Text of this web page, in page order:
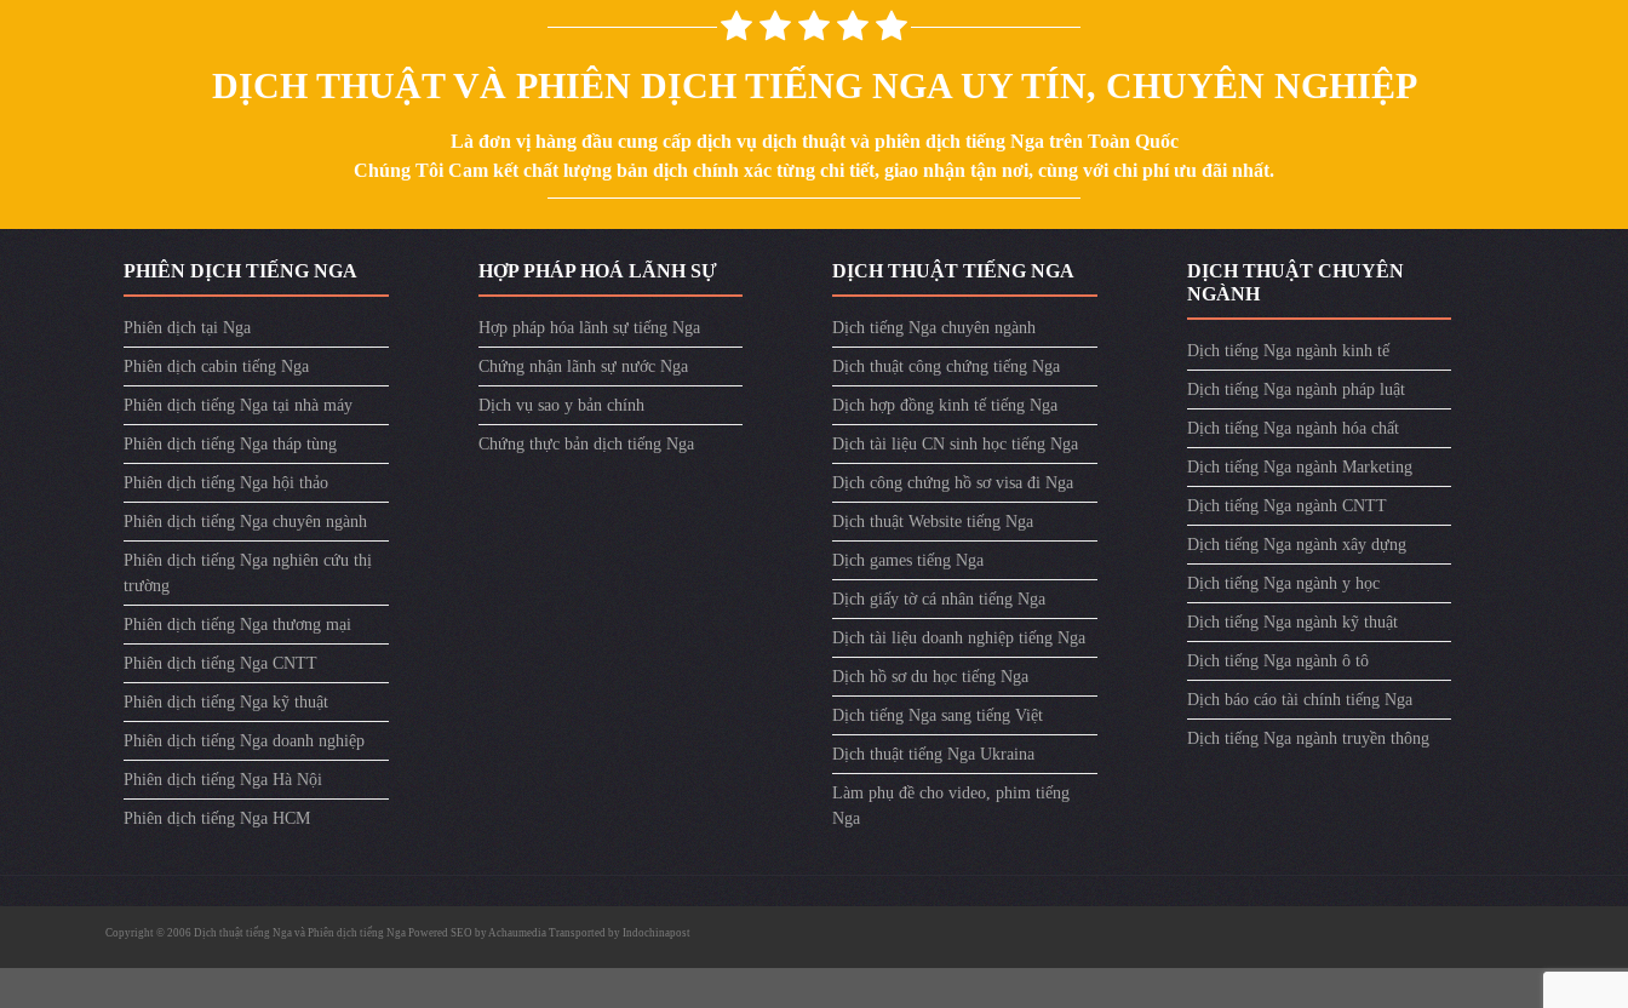
DỊCH THUẬT VÀ PHIÊN DỊCH TIẾNG NGA UY TÍN, CHUYÊN NGHIỆP
Là đơn vị hàng đầu cung cấp dịch vụ dịch thuật và phiên dịch tiếng Nga trên Toàn Quốc
Chúng Tôi Cam kết chất lượng bản dịch chính xác từng chi tiết, giao nhận tận nơi, cùng với chi phí ưu đãi nhất.
PHIÊN DỊCH TIẾNG NGA
Phiên dịch tại Nga
Phiên dịch cabin tiếng Nga
Phiên dịch tiếng Nga tại nhà máy
Phiên dịch tiếng Nga tháp tùng
Phiên dịch tiếng Nga hội thảo
Phiên dịch tiếng Nga chuyên ngành
Phiên dịch tiếng Nga nghiên cứu thị
trường
Phiên dịch tiếng Nga thương mại
Phiên dịch tiếng Nga CNTT
Phiên dịch tiếng Nga kỹ thuật
Phiên dịch tiếng Nga doanh nghiệp
Phiên dịch tiếng Nga Hà Nội
Phiên dịch tiếng Nga HCM
HỢP PHÁP HOÁ LÃNH SỰ
Hợp pháp hóa lãnh sự tiếng Nga
Chứng nhận lãnh sự nước Nga
Dịch vụ sao y bản chính
Chứng thực bản dịch tiếng Nga
DỊCH THUẬT TIẾNG NGA
Dịch tiếng Nga chuyên ngành
Dịch thuật công chứng tiếng Nga
Dịch hợp đồng kinh tế tiếng Nga
Dịch tài liệu CN sinh học tiếng Nga
Dịch công chứng hồ sơ visa đi Nga
Dịch thuật Website tiếng Nga
Dịch games tiếng Nga
Dịch giấy tờ cá nhân tiếng Nga
Dịch tài liệu doanh nghiệp tiếng Nga
Dịch hồ sơ du học tiếng Nga
Dịch tiếng Nga sang tiếng Việt
Dịch thuật tiếng Nga Ukraina
Làm phụ đề cho video, phim tiếng
Nga
DỊCH THUẬT CHUYÊN
NGÀNH
Dịch tiếng Nga ngành kinh tế
Dịch tiếng Nga ngành pháp luật
Dịch tiếng Nga ngành hóa chất
Dịch tiếng Nga ngành Marketing
Dịch tiếng Nga ngành CNTT
Dịch tiếng Nga ngành xây dựng
Dịch tiếng Nga ngành y học
Dịch tiếng Nga ngành kỹ thuật
Dịch tiếng Nga ngành ô tô
Dịch báo cáo tài chính tiếng Nga
Dịch tiếng Nga ngành truyền thông
Copyright © 2006 Dịch thuật tiếng Nga và Phiên dịch tiếng Nga Powered SEO by Achaumedia Transported by Indochinapost